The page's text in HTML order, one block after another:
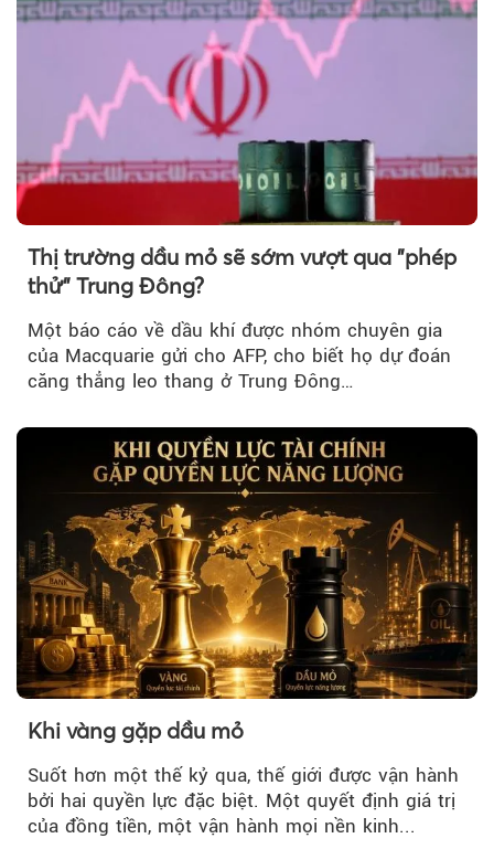
Thị trường dầu mỏ sẽ sớm vượt qua "phép
thử" Trung Đông?
Một báo cáo về dầu khí được nhóm chuyên gia
của Macquarie gửi cho AFP, cho biết họ dự đoán
căng thẳng leo thang ở Trung Đông…
Khi vàng gặp dầu mỏ
Suốt hơn một thế kỷ qua, thế giới được vận hành
bởi hai quyền lực đặc biệt. Một quyết định giá trị
của đồng tiền, một vận hành mọi nền kinh...